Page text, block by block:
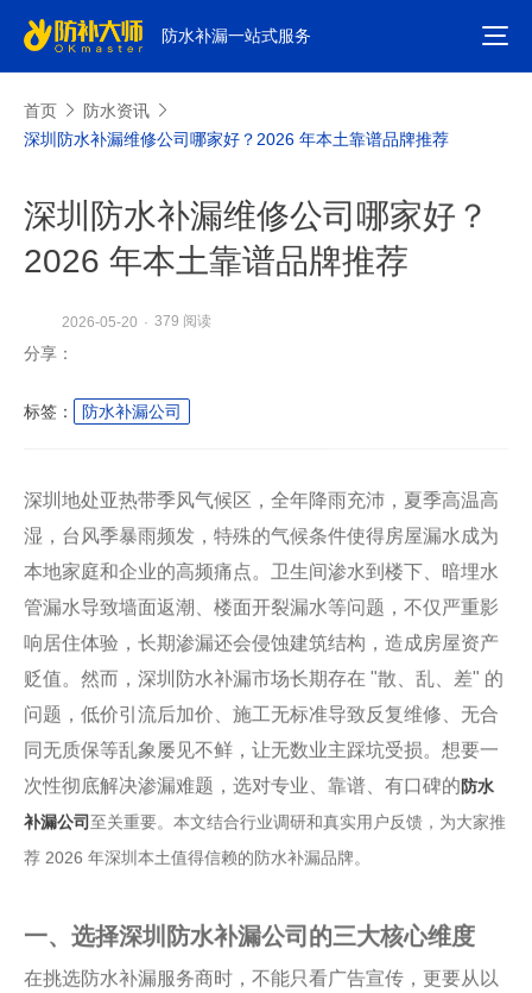
防水补漏一站式服务
首页
防水资讯
深圳防水补漏维修公司哪家好？2026 年本土靠谱品牌推荐
深圳防水补漏维修公司哪家好？
2026 年本土靠谱品牌推荐
2026-05-20 · 379 阅读
分享：
标签： 防水补漏公司
深圳地处亚热带季风气候区，全年降雨充沛，夏季高温高
湿，台风季暴雨频发，特殊的气候条件使得房屋漏水成为
本地家庭和企业的高频痛点。卫生间渗水到楼下、暗埋水
管漏水导致墙面返潮、楼面开裂漏水等问题，不仅严重影
响居住体验，长期渗漏还会侵蚀建筑结构，造成房屋资产
贬值。然而，深圳防水补漏市场长期存在 "散、乱、差" 的
问题，低价引流后加价、施工无标准导致反复维修、无合
同无质保等乱象屡见不鲜，让无数业主踩坑受损。想要一
次性彻底解决渗漏难题，选对专业、靠谱、有口碑的防水
补漏公司至关重要。本文结合行业调研和真实用户反馈，为大家推
荐 2026 年深圳本土值得信赖的防水补漏品牌。
一、选择深圳防水补漏公司的三大核心维度
在挑选防水补漏服务商时，不能只看广告宣传，更要从以